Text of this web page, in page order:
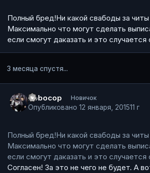
Полный бред!Ни какой свабоды за
Максимально что могут сделать
если смогут даказать и это случается
3 месяца спустя...
Robocop Новичок
Опубликовано 12 января, 201511 г
Полный бред!Ни какой свабоды за
Максимально что могут сделать
если смогут даказать и это случается
Согласен! За это не чего не будет. А